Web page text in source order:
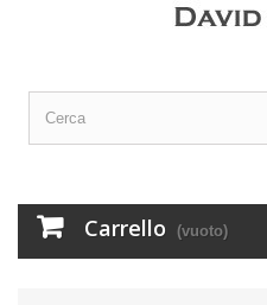
Carrello (vuoto)